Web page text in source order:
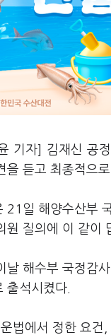
기자] 김재신 공
을 듣고 최종적으
21일 해양수산부
원 질의에 이 같이
날 해수부 국정감
출석시켰다.
법에서 정한 요건